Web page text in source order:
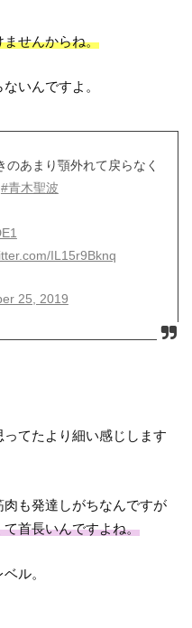
ませんからね。
いんですよ。
あまり顎外れて戻らなく
#青木聖波
IL15r9Bknq
25, 2019
てたより細い感じします
も発達しがちなんですが
首長いんですよね。
ル。